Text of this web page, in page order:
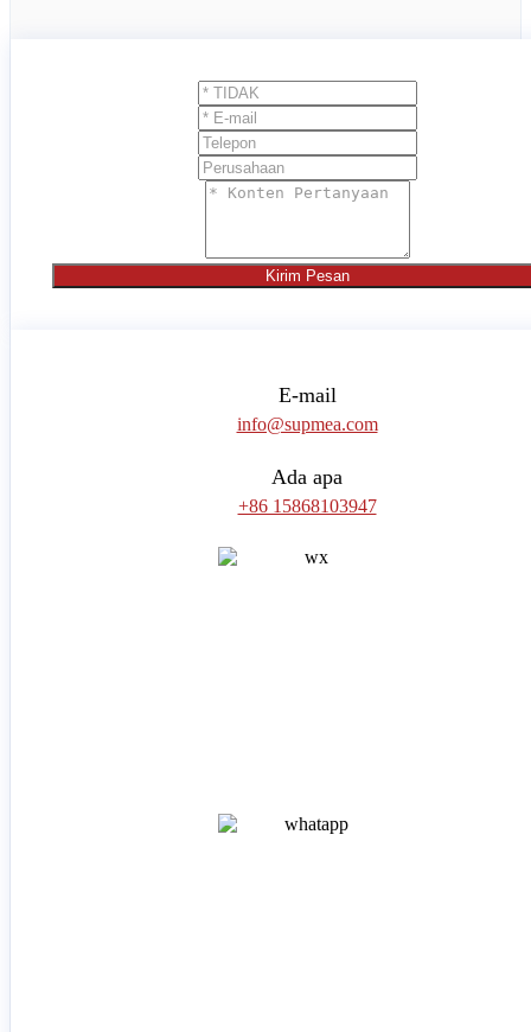
Kirim Pesan
E-mail
info@supmea.com
Ada apa
+86 15868103947